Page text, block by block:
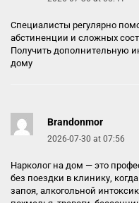
Специалисты регулярно
абстиненции и сложных
Получить дополнительную
дому
Brandonmor
2026-07-30 at 07:56
Нарколог на дом — это
без поездки в клинику,
запоя, алкогольной